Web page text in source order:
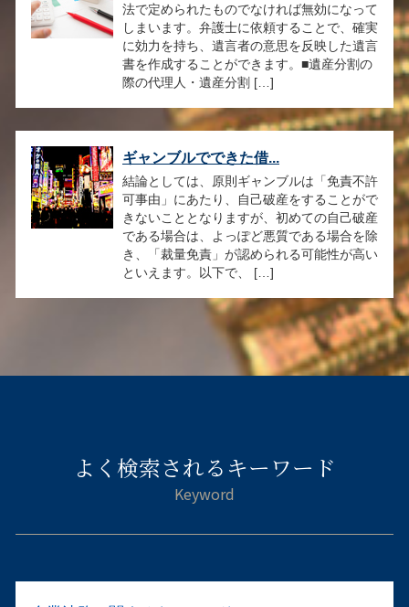
法で定められたものでなければ無効になって
しまいます。弁護士に依頼することで、確実
に効力を持ち、遺言者の意思を反映した遺言
書を作成することができます。■遺産分割の
際の代理人・遺産分割 […]
ギャンブルでできた借...
結論としては、原則ギャンブルは「免責不許
可事由」にあたり、自己破産をすることがで
きないこととなりますが、初めての自己破産
である場合は、よっぽど悪質である場合を除
き、「裁量免責」が認められる可能性が高い
といえます。以下で、 […]
よく検索されるキーワード